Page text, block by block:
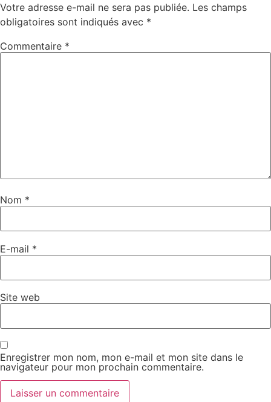
Votre adresse e-mail ne sera pas publiée. Les champs
obligatoires sont indiqués avec *
Commentaire *
Nom *
E-mail *
Site web
Enregistrer mon nom, mon e-mail et mon site dans le
navigateur pour mon prochain commentaire.